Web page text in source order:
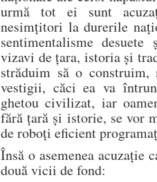
urmă tot ei sunt
nesimţitori la durerile
sentimentalisme
vizavi de ţara, istoria şi
străduim să o construim,
vestigii, căci ea va
ghetou civilizat, iar
fără ţară şi istorie, se vor
de roboţi eficient
Însă o asemenea acuzaţie
două vicii de fond: